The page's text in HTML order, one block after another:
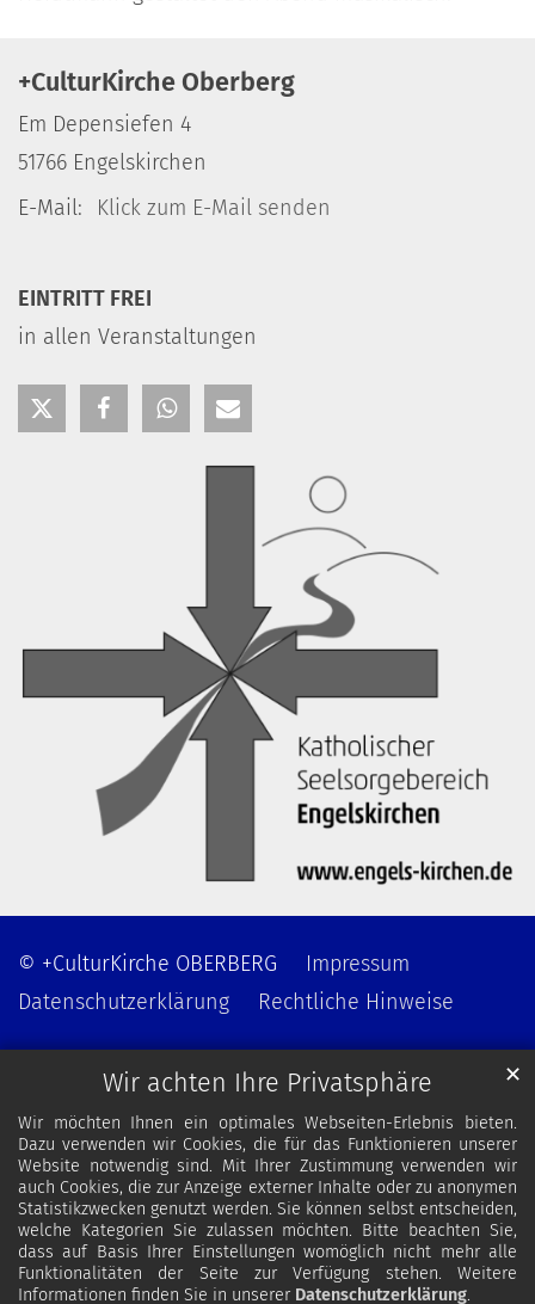
Wir achten Ihre Privatsphäre
Wir möchten Ihnen ein optimales Webseiten-Erlebnis bieten.
Dazu verwenden wir Cookies, die für das Funktionieren unserer
Website notwendig sind. Mit Ihrer Zustimmung verwenden wir
auch Cookies, die zur Anzeige externer Inhalte oder zu anonymen
Statistikzwecken genutzt werden. Sie können selbst entscheiden,
welche Kategorien Sie zulassen möchten. Bitte beachten Sie,
dass auf Basis Ihrer Einstellungen womöglich nicht mehr alle
Funktionalitäten der Seite zur Verfügung stehen. Weitere
Informationen finden Sie in unserer Datenschutzerklärung.
✕
+CulturKirche Oberberg
Em Depensiefen 4
51766 Engelskirchen
E-Mail:
Klick zum E-Mail senden
EINTRITT FREI
in allen Veranstaltungen
© +CulturKirche OBERBERG
Impressum
Datenschutzerklärung
Rechtliche Hinweise